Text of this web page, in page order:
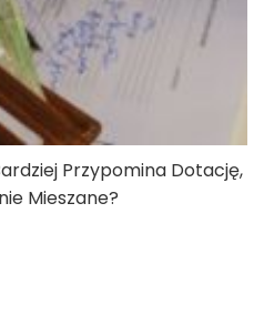
Przypomina Dotację,
Mieszane?